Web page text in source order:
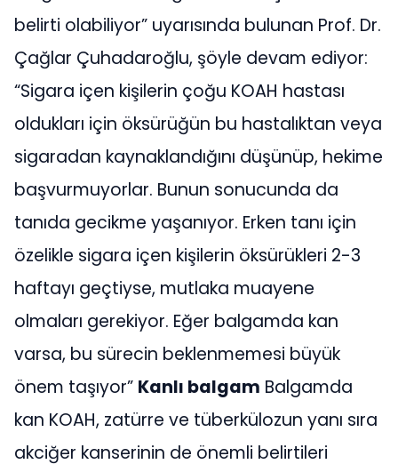
belirti olabiliyor” uyarısında bulunan Prof. Dr.
Çağlar Çuhadaroğlu, şöyle devam ediyor:
“Sigara içen kişilerin çoğu KOAH hastası
oldukları için öksürüğün bu hastalıktan veya
sigaradan kaynaklandığını düşünüp, hekime
başvurmuyorlar. Bunun sonucunda da
tanıda gecikme yaşanıyor. Erken tanı için
özelikle sigara içen kişilerin öksürükleri 2-3
haftayı geçtiyse, mutlaka muayene
olmaları gerekiyor. Eğer balgamda kan
varsa, bu sürecin beklenmemesi büyük
önem taşıyor” Kanlı balgam Balgamda
kan KOAH, zatürre ve tüberkülozun yanı sıra
akciğer kanserinin de önemli belirtileri